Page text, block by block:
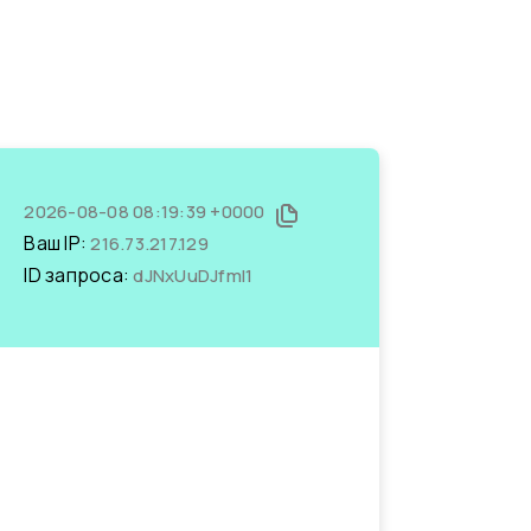
2026-08-08 08:19:39 +0000
Ваш IP:216.73.217.129
ID запроса:dJNxUuDJfmI1